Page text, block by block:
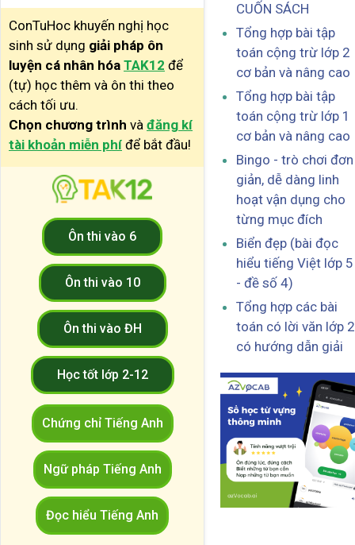
ConTuHoc khuyến nghị học
sinh sử dụng giải pháp ôn
luyện cá nhân hóa TAK12 để
(tự) học thêm và ôn thi theo
cách tối ưu.
Chọn chương trình và đăng kí
tài khoản miễn phí để bắt đầu!
Ôn thi vào 6
Ôn thi vào 10
Ôn thi vào ĐH
Học tốt lớp 2-12
Chứng chỉ Tiếng Anh
Ngữ pháp Tiếng Anh
Đọc hiểu Tiếng Anh
CUỐN SÁCH
Tổng hợp bài tập
toán cộng trừ lớp 2
cơ bản và nâng cao
Tổng hợp bài tập
toán cộng trừ lớp 1
cơ bản và nâng cao
Bingo - trò chơi đơn
giản, dễ dàng linh
hoạt vận dụng cho
từng mục đích
Biển đẹp (bài đọc
hiểu tiếng Việt lớp 5
- đề số 4)
Tổng hợp các bài
toán có lời văn lớp 2
có hướng dẫn giải